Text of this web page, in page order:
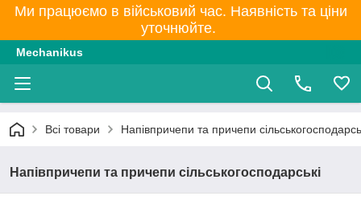
Ми працюємо в військовий час. Наявність та ціни
уточнюйте.
Mechanikus
Всі товари Напівпричепи та причепи
Напівпричепи та причепи сільськогосподарські